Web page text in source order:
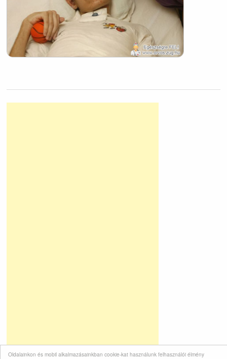
Oldalainkon és mobil alkalmazásainkban cookie-kat használunk felhasználói élmény